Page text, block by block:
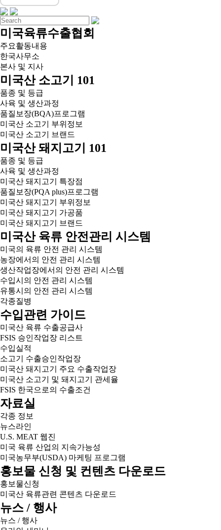
미국육류수출협회
주요활동내용
한국사무소
본사 및 지사
미국산 소고기 101
품종 및 등급
사육 및 생산과정
품질보장(BQA)프로그램
미국산 소고기 부위정보
미국산 소고기 브랜드
미국산 돼지고기 101
품종 및 등급
사육 및 생산과정
미국산 돼지고기 특장점
품질보장(PQA plus)프로그램
미국산 돼지고기 부위정보
미국산 돼지고기 가공품
미국산 돼지고기 브랜드
미국산 육류 안전관리 시스템
미국의 육류 안전 관리 시스템
농장에서의 안전 관리 시스템
생산작업장에서의 안전 관리 시스템
수입시의 안전 관리 시스템
유통시의 안전 관리 시스템
각종질병
수입관련 가이드
미국산 육류 수출공급사
FSIS 승인작업장 리스트
수입실적
소고기 수출승인작업장
미국산 돼지고기 주요 수출작업장
미국산 소고기 및 돼지고기 관세율
FSIS 한국으로의 수출조건
자료실
각종 정보
뉴스라인
U.S. MEAT 웹진
미국 육류 산업의 지속가능성
미국농무부(USDA) 마케팅 프로그램
홍보물 신청 및 컨텐츠 다운로드
홍보물신청
미국산 육류관련 콘텐츠 다운로드
뉴스 / 행사
뉴스 / 행사